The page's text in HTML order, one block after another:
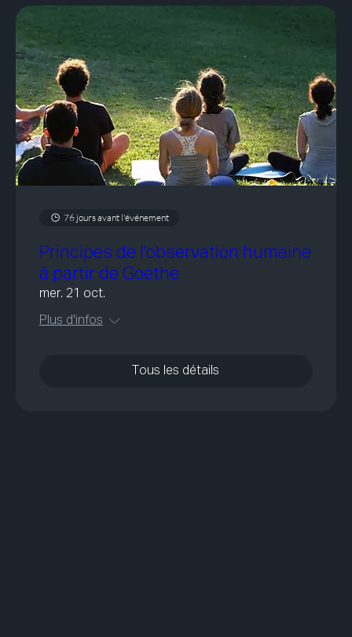
76 jours avant l'événement
Principes de l'observation humaine
à partir de Goethe
mer. 21 oct.
Plus d'infos
Tous les détails